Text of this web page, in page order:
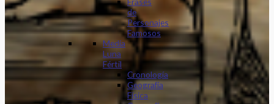
de
Personajes
Famosos
Media
Luna
Fértil
Cronología
Geografía
Física